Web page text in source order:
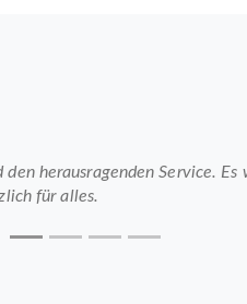
herausragenden Service.
für alles.